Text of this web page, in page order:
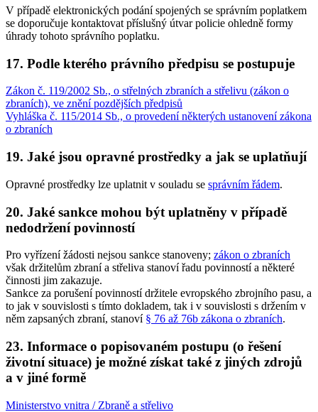
V případě elektronických podání spojených se správním poplatkem
se doporučuje kontaktovat příslušný útvar policie ohledně formy
úhrady tohoto správního poplatku.
17. Podle kterého právního předpisu se postupuje
Zákon č. 119/2002 Sb., o střelných zbraních a střelivu (zákon o
zbraních), ve znění pozdějších předpisů
Vyhláška č. 115/2014 Sb., o provedení některých ustanovení zákona
o zbraních
19. Jaké jsou opravné prostředky a jak se uplatňují
Opravné prostředky lze uplatnit v souladu se správním řádem.
20. Jaké sankce mohou být uplatněny v případě
nedodržení povinností
Pro vyřízení žádosti nejsou sankce stanoveny; zákon o zbraních
však držitelům zbraní a střeliva stanoví řadu povinností a některé
činnosti jim zakazuje.
Sankce za porušení povinností držitele evropského zbrojního pasu, a
to jak v souvislosti s tímto dokladem, tak i v souvislosti s držením v
něm zapsaných zbraní, stanoví § 76 až 76b zákona o zbraních.
23. Informace o popisovaném postupu (o řešení
životní situace) je možné získat také z jiných zdrojů
a v jiné formě
Ministerstvo vnitra / Zbraně a střelivo